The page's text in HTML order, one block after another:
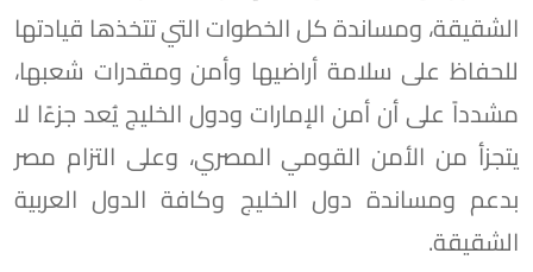
الشقيقة، ومساندة كل الخطوات التي تتخذها قيادتها
للحفاظ على سلامة أراضيها وأمن ومقدرات شعبها،
مشدداً على أن أمن الإمارات ودول الخليج يُعد جزءًا لا
يتجزأ من الأمن القومي المصري، وعلى التزام مصر
بدعم ومساندة دول الخليج وكافة الدول العربية
الشقيقة.